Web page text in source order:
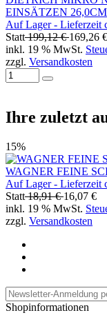
EINSÄTZEN 26,0CM
Auf Lager - Lieferzeit
Statt199,12 €169,26 €
inkl. 19 % MwSt.
zzgl. Versandkosten
Ihre zuletzt
15%
WAGNER FEINE
Auf Lager - Lieferzeit
Statt18,91 €16,07 €
inkl. 19 % MwSt.
zzgl. Versandkosten
Shopinformationen